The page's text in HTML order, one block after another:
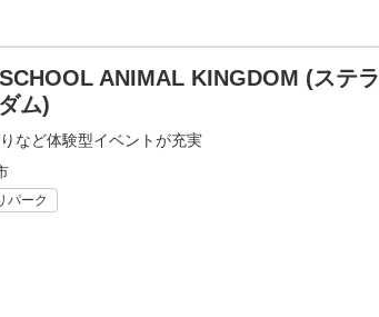
ANIMAL KINGDOM (ステラ
ム)
など体験型イベントが充実
パーク